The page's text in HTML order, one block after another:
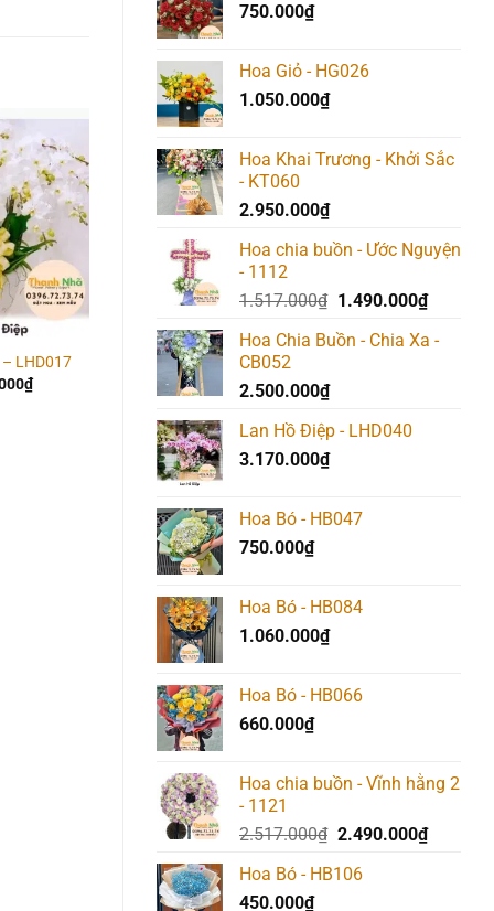
750.000₫
Hoa Giỏ - HG026
1.050.000₫
Hoa Khai Trương - Khởi Sắc
- KT060
2.950.000₫
Hoa chia buồn - Ước Nguyện
- 1112
1.517.000₫ Giá
là:
1.490.000₫Giá
tại
Hoa Chia Buồn - Chia Xa -
CB052
2.500.000₫
Lan Hồ Điệp - LHD040
3.170.000₫
Hoa Bó - HB047
750.000₫
Hoa Bó - HB084
1.060.000₫
Hoa Bó - HB066
660.000₫
Hoa chia buồn - Vĩnh hằng 2
- 1121
2.517.000₫ Giá
là:
2.490.000₫Giá
Hoa Bó - HB106
450.000₫
Add to
wishlist
LHD017
₫
Add to
wishlist
Lan Hồ Điệp – LHD015
2.210.000 ₫